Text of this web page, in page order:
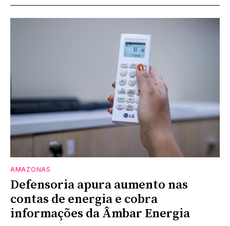
AMAZONAS
Defensoria apura aumento nas
contas de energia e cobra
informações da Âmbar Energia